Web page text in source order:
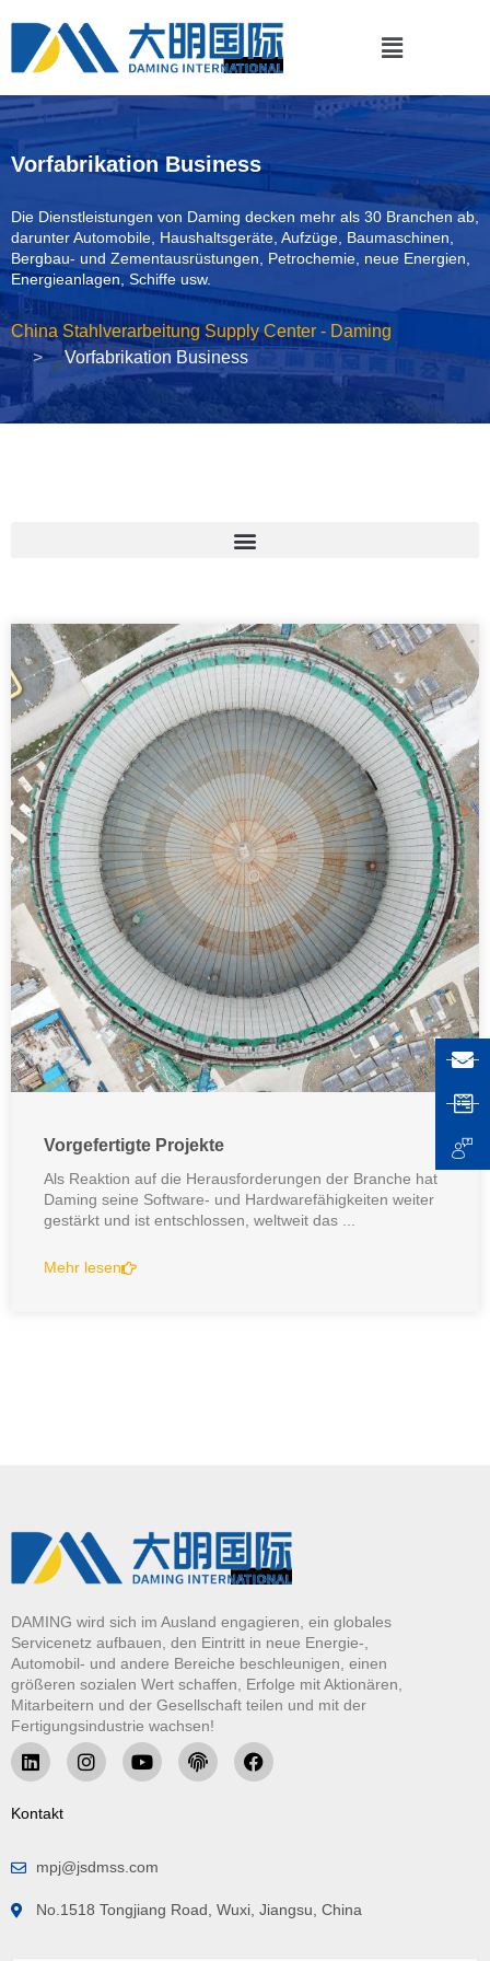
Vorfabrikation Business
Die Dienstleistungen von Daming decken mehr als 30 Branchen ab,
darunter Automobile, Haushaltsgeräte, Aufzüge, Baumaschinen,
Bergbau- und Zementausrüstungen, Petrochemie, neue Energien,
Energieanlagen, Schiffe usw.
China Stahlverarbeitung Supply Center - Daming
Vorfabrikation Business
Vorgefertigte Projekte
Als Reaktion auf die Herausforderungen der Branche hat
Daming seine Software- und Hardwarefähigkeiten weiter
gestärkt und ist entschlossen, weltweit das ...
Mehr lesen
DAMING wird sich im Ausland engagieren, ein globales
Servicenetz aufbauen, den Eintritt in neue Energie-,
Automobil- und andere Bereiche beschleunigen, einen
größeren sozialen Wert schaffen, Erfolge mit Aktionären,
Mitarbeitern und der Gesellschaft teilen und mit der
Fertigungsindustrie wachsen!
Kontakt
mpj@jsdmss.com
No.1518 Tongjiang Road, Wuxi, Jiangsu, China